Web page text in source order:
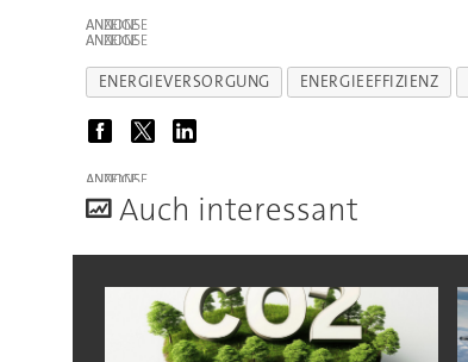
ANZEIGE
ANZEIGE
ENERGIEVERSORGUNG ENERGIEEFFIZIENZ
ANZEIGE
Auch interessant